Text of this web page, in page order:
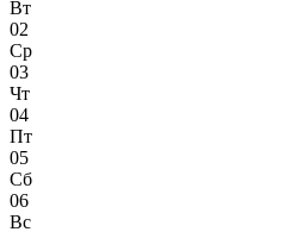
Вт
02
Ср
03
Чт
04
Пт
05
Сб
06
Вс